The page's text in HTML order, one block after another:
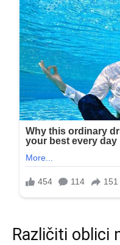
Različiti oblici